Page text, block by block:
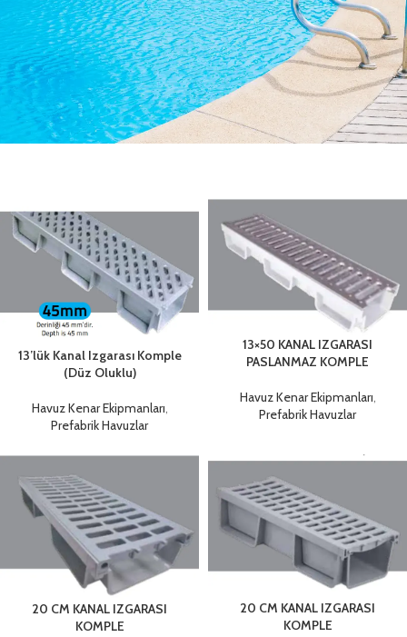
Paketleri
13’lük Kanal Izgarası Komple
(Düz Oluklu)
Havuz Kenar Ekipmanları,
Prefabrik Havuzlar
13×50 KANAL IZGARASI
PASLANMAZ KOMPLE
Havuz Kenar Ekipmanları,
Prefabrik Havuzlar
20 CM KANAL IZGARASI
KOMPLE
20 CM KANAL IZGARASI
KOMPLE